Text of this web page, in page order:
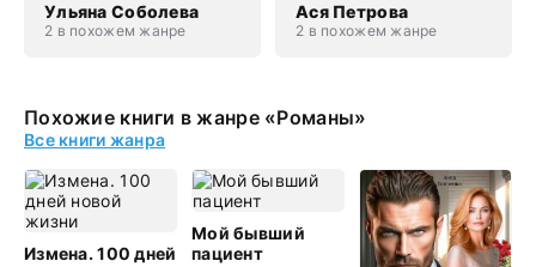
Ульяна Соболева
2 в похожем жанре
Ася Петрова
2 в похожем жанре
Похожие книги в жанре «Романы»
Все книги жанра
Измена. 100 дней
Мой бывший
пациент